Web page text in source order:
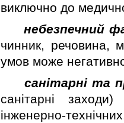
виключно до
небезпечний
чинник, речовина,
умов може
санiтарнi та
санiтарнi заходи)
iнженерно-